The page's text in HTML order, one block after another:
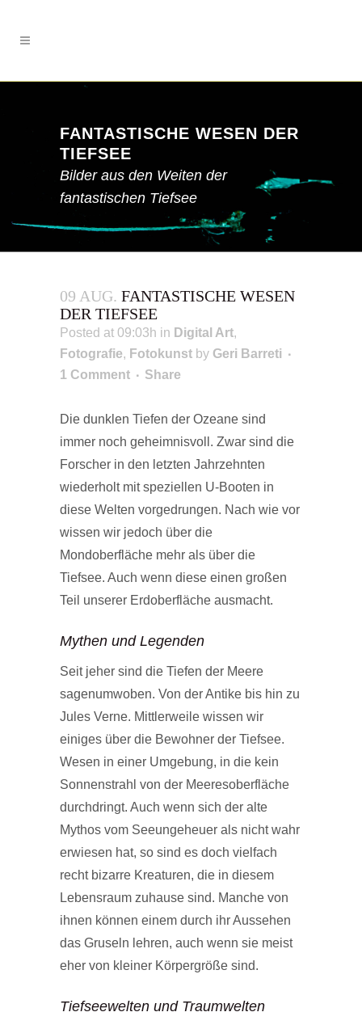
FANTASTISCHE WESEN DER
TIEFSEE
Bilder aus den Weiten der
fantastischen Tiefsee
09 AUG. FANTASTISCHE WESEN
DER TIEFSEE
Posted at 09:03h in Digital Art,
Fotografie, Fotokunst by Geri Barreti
1 Comment
Share
Die dunklen Tiefen der Ozeane sind
immer noch geheimnisvoll. Zwar sind die
Forscher in den letzten Jahrzehnten
wiederholt mit speziellen U-Booten in
diese Welten vorgedrungen. Nach wie vor
wissen wir jedoch über die
Mondoberfläche mehr als über die
Tiefsee. Auch wenn diese einen großen
Teil unserer Erdoberfläche ausmacht.
Mythen und Legenden
Seit jeher sind die Tiefen der Meere
sagenumwoben. Von der Antike bis hin zu
Jules Verne. Mittlerweile wissen wir
einiges über die Bewohner der Tiefsee.
Wesen in einer Umgebung, in die kein
Sonnenstrahl von der Meeresoberfläche
durchdringt. Auch wenn sich der alte
Mythos vom Seeungeheuer als nicht wahr
erwiesen hat, so sind es doch vielfach
recht bizarre Kreaturen, die in diesem
Lebensraum zuhause sind. Manche von
ihnen können einem durch ihr Aussehen
das Gruseln lehren, auch wenn sie meist
eher von kleiner Körpergröße sind.
Tiefseewelten und Traumwelten